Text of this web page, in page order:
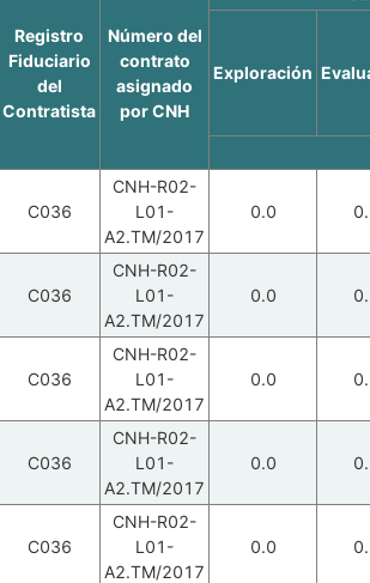
Registro
Fiduciario
del
Contratista
Número del
contrato
asignado
por CNH
Exploración
C036
CNH-R02-
L01-
A2.TM/2017
0.0
C036
CNH-R02-
L01-
A2.TM/2017
0.0
C036
CNH-R02-
L01-
A2.TM/2017
0.0
C036
CNH-R02-
L01-
A2.TM/2017
0.0
C036
CNH-R02-
L01-
A2.TM/2017
0.0